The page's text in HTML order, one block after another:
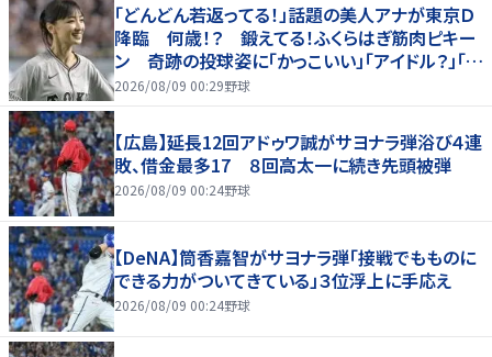
「どんどん若返ってる！」話題の美人アナが東京Ｄ
降臨 何歳！？ 鍛えてる！ふくらはぎ筋肉ピキー
ン 奇跡の投球姿に「かっこいい」「アイドル？」「女
神」
2026/08/09 00:29野球
【広島】延長12回アドゥワ誠がサヨナラ弾浴び４連
敗、借金最多17 ８回高太一に続き先頭被弾
2026/08/09 00:24野球
【DeNA】筒香嘉智がサヨナラ弾「接戦でもものに
できる力がついてきている」３位浮上に手応え
2026/08/09 00:24野球